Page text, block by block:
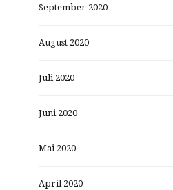
September 2020
August 2020
Juli 2020
Juni 2020
Mai 2020
April 2020